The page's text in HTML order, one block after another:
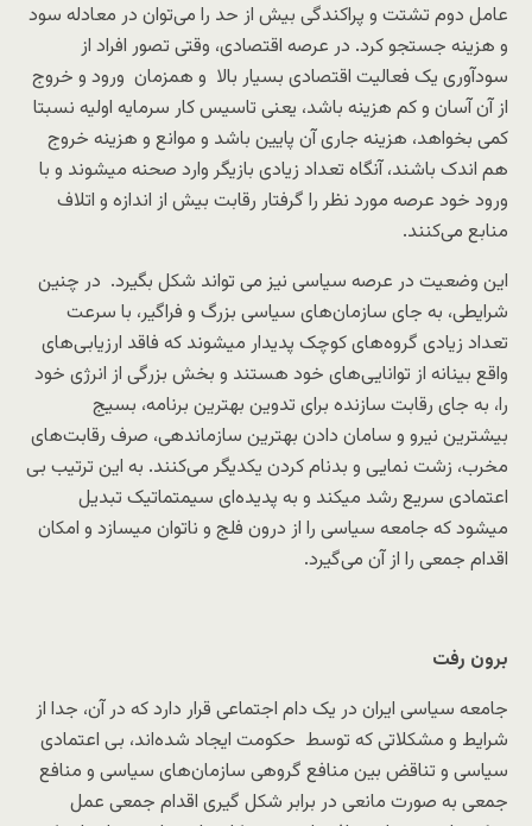
عامل دوم تشتت و پراکندگی بیش از حد را می‌توان در معادله سود
و هزینه جستجو کرد. در عرصه اقتصادی، وقتی تصور افراد از
سودآوری یک فعالیت اقتصادی بسیار بالا و همزمان ورود و خروج
از آن آسان و کم هزینه باشد، یعنی تاسیس کار سرمایه اولیه نسبتا
کمی بخواهد، هزینه جاری آن پایین باشد و موانع و هزینه خروج
هم اندک باشند، آنگاه تعداد زیادی بازیگر وارد صحنه میشوند و با
ورود خود عرصه مورد نظر را گرفتار رقابت بیش از اندازه و اتلاف
منابع می‌کنند.
این وضعیت در عرصه سیاسی نیز می تواند شکل بگیرد. در چنین
شرایطی، به جای سازمان‌های سیاسی بزرگ و فراگیر، با سرعت
تعداد زیادی گروه‌های کوچک پدیدار میشوند که فاقد ارزیابی‌های
واقع بینانه‌ از توانایی‌های خود هستند و بخش بزرگی از انرژی خود
را، به جای رقابت سازنده برای تدوین بهترین برنامه، بسیج
بیشترین نیرو و سامان دادن بهترین سازماندهی، صرف رقابت‌های
مخرب، زشت نمایی و بد‌نام کردن یکدیگر می‌کنند. به این ترتیب بی
اعتمادی سریع رشد میکند و به پدیده‌ای سیمتماتیک تبدیل
میشود که جامعه سیاسی را از درون فلج و ناتوان میسازد و امکان
اقدام جمعی را از آن می‌گیرد.
برون رفت
جامعه سیاسی ایران در یک دام اجتماعی قرار دارد که در آن، جدا از
شرایط و مشکلاتی که توسط حکومت ایجاد شده‌اند، بی اعتمادی
سیاسی و تناقض بین منافع گروهی سازمان‌های سیاسی و منافع
جمعی به صورت مانعی در برابر شکل گیری اقدام جمعی عمل